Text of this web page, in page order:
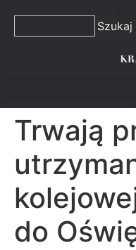
Szukaj
Trwają
do